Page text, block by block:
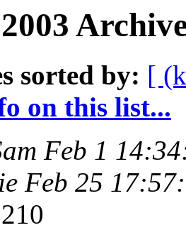
sorted by: [
on this list...
Feb 1
Feb 25
210